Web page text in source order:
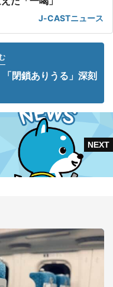
J-CASTニュース
閉鎖ありうる」深刻